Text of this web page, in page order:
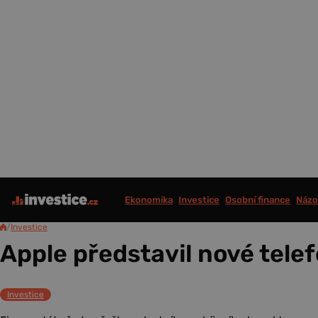
Ekonomika Investice Osobní finance
/Investice
Apple představil nové
Investice